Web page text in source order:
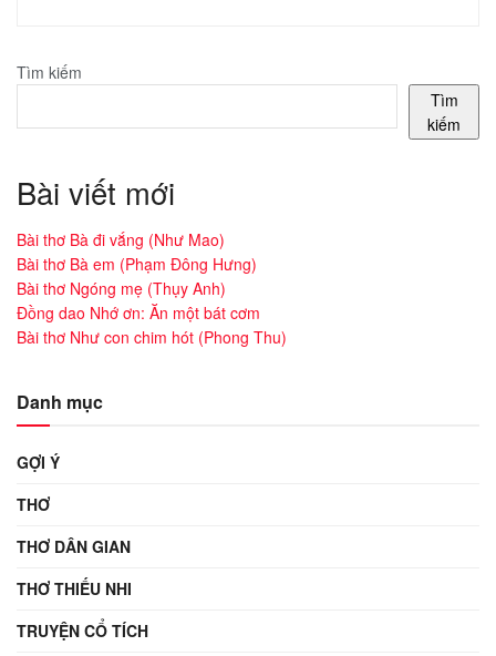
Tìm kiếm
Tìm
kiếm
Bài viết mới
Bài thơ Bà đi vắng (Như Mao)
Bài thơ Bà em (Phạm Đông Hưng)
Bài thơ Ngóng mẹ (Thụy Anh)
Đồng dao Nhớ ơn: Ăn một bát cơm
Bài thơ Như con chim hót (Phong Thu)
Danh mục
GỢI Ý
THƠ
THƠ DÂN GIAN
THƠ THIẾU NHI
TRUYỆN CỔ TÍCH